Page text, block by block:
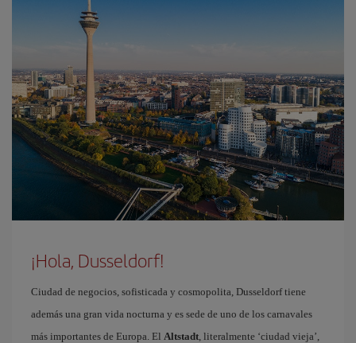
¡Hola, Dusseldorf!
Ciudad de negocios, sofisticada y cosmopolita, Dusseldorf tiene
además una gran vida nocturna y es sede de uno de los carnavales
más importantes de Europa. El Altstadt, literalmente ‘ciudad vieja’,